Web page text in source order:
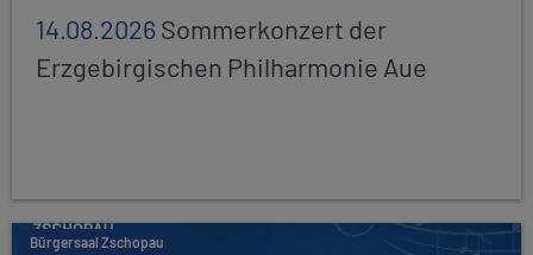
14.08.2026Sommerkonzert der
Erzgebirgischen Philharmonie Aue
Bürgersaal Zschopau